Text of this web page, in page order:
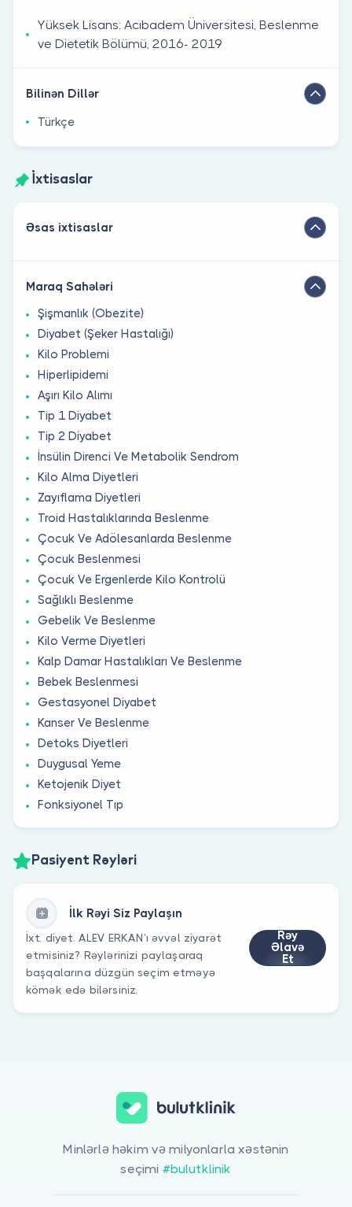
Yüksek Lisans: Acıbadem Üniversitesi, Beslenme
ve Dietetik Bölümü, 2016- 2019
Bilinən Dillər
Türkçe
İxtisaslar
Əsas ixtisaslar
Maraq Sahələri
Şişmanlık (Obezite)
Diyabet (Şeker Hastalığı)
Kilo Problemi
Hiperlipidemi
Aşırı Kilo Alımı
Tip 1 Diyabet
Tip 2 Diyabet
İnsülin Direnci Ve Metabolik Sendrom
Kilo Alma Diyetleri
Zayıflama Diyetleri
Troid Hastalıklarında Beslenme
Çocuk Ve Adölesanlarda Beslenme
Çocuk Beslenmesi
Çocuk Ve Ergenlerde Kilo Kontrolü
Sağlıklı Beslenme
Gebelik Ve Beslenme
Kilo Verme Diyetleri
Kalp Damar Hastalıkları Ve Beslenme
Bebek Beslenmesi
Gestasyonel Diyabet
Kanser Ve Beslenme
Detoks Diyetleri
Duygusal Yeme
Ketojenik Diyet
Fonksiyonel Tıp
Pasiyent Rəyləri
İlk Rəyi Siz Paylaşın
İxt. diyet. ALEV ERKAN’ı əvvəl ziyarət
etmisiniz? Rəylərinizi paylaşaraq
başqalarına düzgün seçim etməyə
kömək edə bilərsiniz.
Rəy
Əlavə
Et
Minlərlə həkim və milyonlarla xəstənin
seçimi #bulutklinik